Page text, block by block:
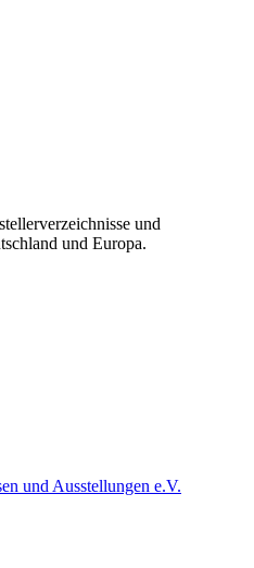
und
und Europa.
und Ausstellungen e.V.